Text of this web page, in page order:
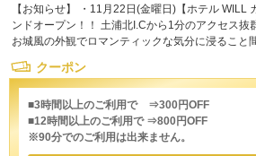
【お知らせ】 ・11月22日(金曜日)【ホテル WILL
ンドオープン！！ 土浦北I.Cから1分のアクセス抜
お城風の外観でロマンティックな気分に浸ること
クーポン
■3時間以上のご利用で ⇒300円OFF
■12時間以上のご利用で ⇒800円OFF
※90分でのご利用は出来ません。